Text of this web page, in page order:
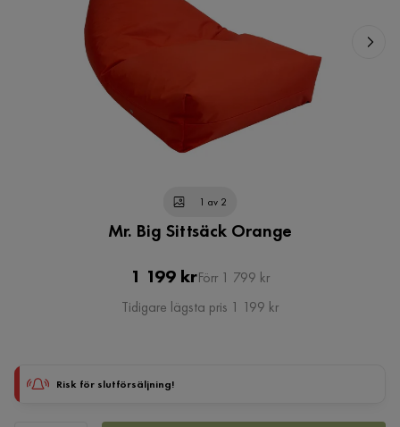
1 av 2
Mr. Big Sittsäck Orange
Pris
1 199 krOriginal
Pris
Förr 1 799 kr
Tidigare lägsta pris 1 199 kr
Risk för slutförsäljning!